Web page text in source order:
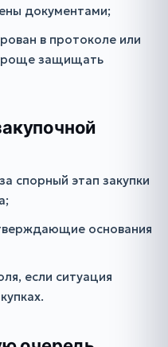
документами;
в протоколе или
защищать
спорный этап закупки
основания
если ситуация